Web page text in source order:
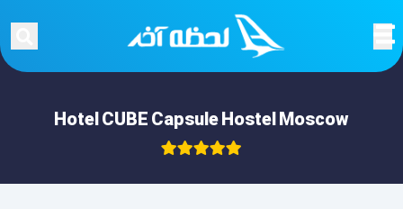
Hotel CUBE Capsule Hostel Moscow